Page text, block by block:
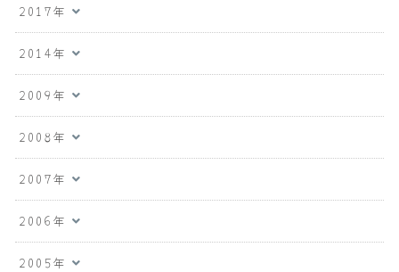
2017年
2014年
2009年
2008年
2007年
2006年
2005年